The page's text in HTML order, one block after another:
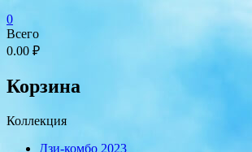
0
Всего
0.00 ₽
Корзина
Коллекция
Дзи-комбо 2023